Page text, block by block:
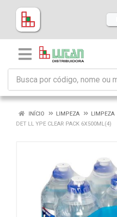
INÍCIO LIMPEZA
LIMPEZA
DET LL YPE CLEAR PACK 6X500ML(4)